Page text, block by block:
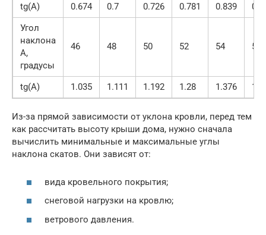
tg(A) 0.674 0.7 0.726 0.781 0.839
0.9
Угол
наклона
А,
градусы
46 48 50 52 54 55
tg(A) 1.035 1.111 1.192 1.28 1.376
Из-за прямой зависимости от уклона кровли, перед тем
как рассчитать высоту крыши дома, нужно сначала
вычислить минимальные и максимальные углы
наклона скатов. Они зависят от:
вида кровельного покрытия;
снеговой нагрузки на кровлю;
ветрового давления.